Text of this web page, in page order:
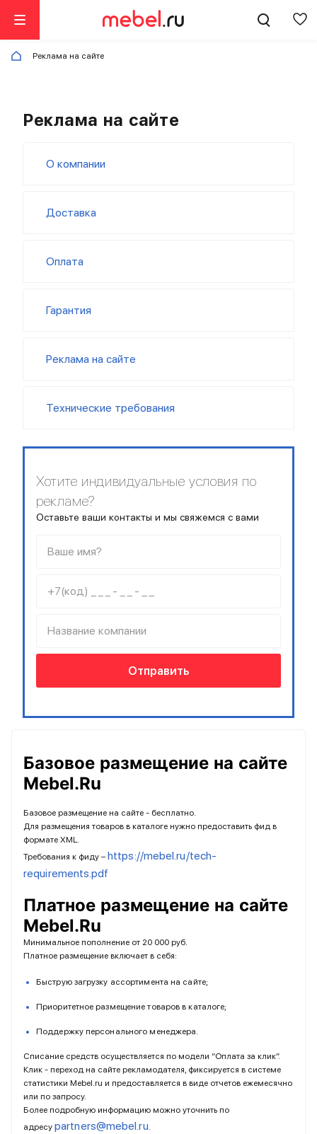
Реклама на сайте
Реклама на сайте
О компании
Доставка
Оплата
Гарантия
Реклама на сайте
Технические требования
Хотите индивидуальные условия по
рекламе?
Оставьте ваши контакты и мы свяжемся с вами
Ваше имя?
+7(код) _ _ _ - _ _ - _ _
Название компании
Отправить
Базовое размещение на сайте
Mebel.Ru
Базовое размещение на сайте - бесплатно.
Для размещения товаров в каталоге нужно предоставить фид в
формате XML.
Требования к фиду – https://mebel.ru/tech-
requirements.pdf
Платное размещение на сайте
Mebel.Ru
Минимальное пополнение от 20 000 руб.
Платное размещение включает в себя:
Быструю загрузку ассортимента на сайте;
Приоритетное размещение товаров в каталоге;
Поддержку персонального менеджера.
Списание средств осуществляется по модели “Оплата за клик”.
Клик - переход на сайте рекламодателя, фиксируется в системе
статистики Mebel.ru и предоставляется в виде отчетов ежемесячно
или по запросу.
Более подробную информацию можно уточнить по
адресу partners@mebel.ru.